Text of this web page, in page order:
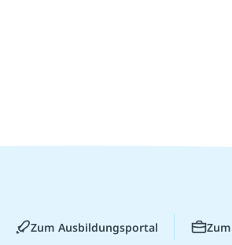
Zum Ausbildungsportal